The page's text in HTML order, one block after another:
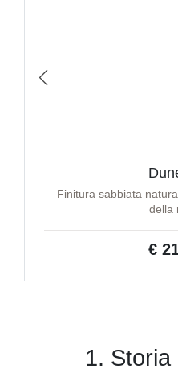
Finitura sabbiata
della
€
1. Storia